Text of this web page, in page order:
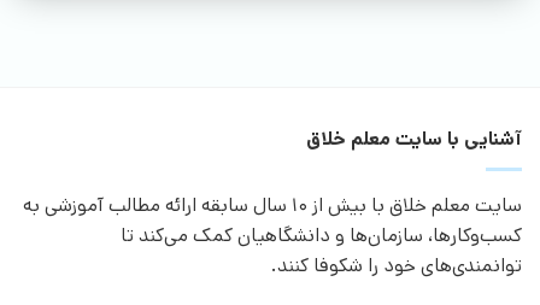
آشنایی با سایت معلم خلاق
سایت معلم خلاق با بیش از 10 سال سابقه ارائه مطالب آموزشی به
کسب‌وکارها، سازمان‌ها و دانشگاهیان کمک می‌کند تا
توانمندی‌های خود را شکوفا کنند.